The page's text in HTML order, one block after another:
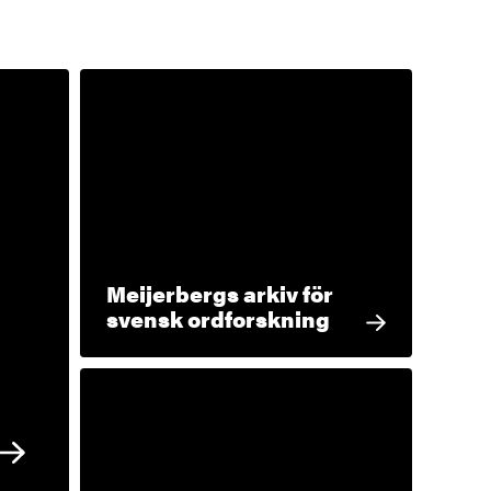
Meijerbergs arkiv för
svensk ordforskning